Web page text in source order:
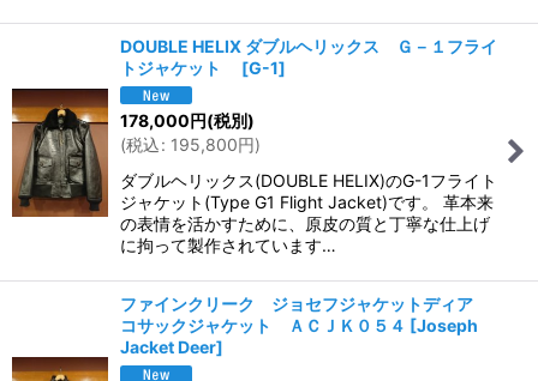
DOUBLE HELIX ダブルヘリックス Ｇ－１フライ
トジャケット
[G-1]
178,000円(税別)
(税込: 195,800円)
ダブルヘリックス(DOUBLE HELIX)のG-1フライト
ジャケット(Type G1 Flight Jacket)です。 革本来
の表情を活かすために、原皮の質と丁寧な仕上げ
に拘って製作されています…
ファインクリーク ジョセフジャケットディア
コサックジャケット ＡＣＪＫ０５４ [Joseph
Jacket Deer]